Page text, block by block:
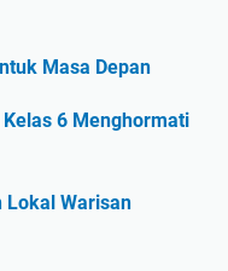
Masa Depan
6 Menghormati
Lokal Warisan